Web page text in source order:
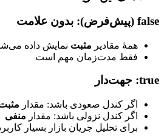
false (پیش‌فرض): بدون علامت
همهٔ مقادیر مثبت نمایش داده
فقط مدت‌زمان مهم است
true: جهت‌دار
اگر کندل صعودی باشد: مقدار
اگر کندل نزولی باشد: مقدار منفی
برای تحلیل جریان بازار بسیار